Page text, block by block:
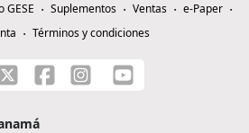
GESE Suplementos Ventas
e-Paper
Términos y condiciones